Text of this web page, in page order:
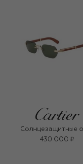
Солнцезащитные
430 000 ₽